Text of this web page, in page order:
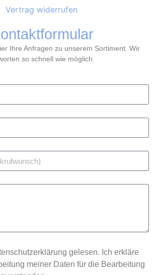
Vertrag widerrufen
Ihre Anfragen zu unserem Sortiment. Wir
so schnell wie möglich.
gelesen. Ich erkläre
meiner Daten für die Bearbeitung